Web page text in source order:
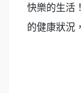
快樂的生活
的健康狀況